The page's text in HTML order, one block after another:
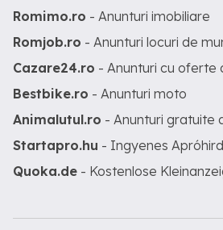
Romimo.ro - Anunturi imobiliare
Romjob.ro - Anunturi locuri de
Cazare24.ro - Anunturi cu oferte
Bestbike.ro - Anunturi moto
Animalutul.ro - Anunturi gratuite
Startapro.hu - Ingyenes
Quoka.de - Kostenlose